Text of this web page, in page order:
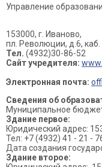
Управление
153000, г. Иваново,
пл. Революции, д.6, каб.
Тел. (4932)30-86-52
Сайт учредителя:
Электронная почта:
Сведения об
Муниципальное
Здание первое:
Юридический адрес:
Тел: +7 (4932) 41 - 21 -
Дата создания
Здание второе: